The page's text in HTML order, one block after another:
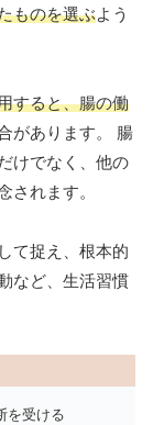
ものを選ぶよう
すると、腸の働
があります。 腸
けでなく、他の
されます。
て捉え、根本的
など、生活習慣
を受ける